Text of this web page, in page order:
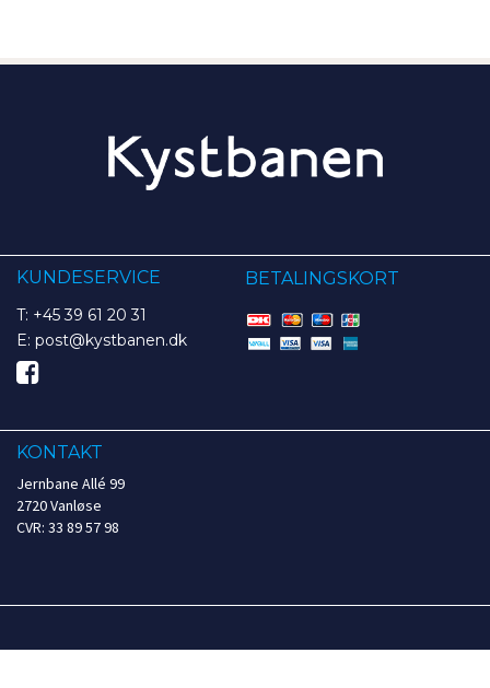
KUNDESERVICE
T: +45 39 61 20 31
E: post@kystbanen.dk
BETALINGSKORT
KONTAKT
Jernbane Allé 99
2720 Vanløse
CVR: 33 89 57 98